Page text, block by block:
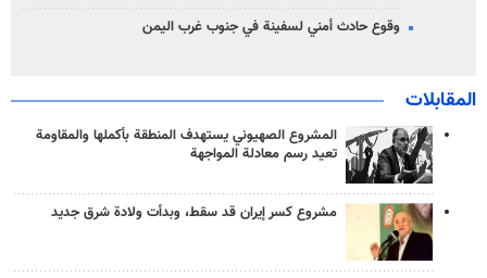
وقوع حادث أمني لسفينة في جنوب غرب اليمن
المقابلات
المشروع الصهيوني يستهدف المنطقة بأكملها والمقاومة
تعيد رسم معادلة المواجهة
مشروع كسر إيران قد سقط، وبدأت ولادة شرق جديد